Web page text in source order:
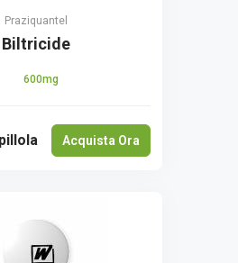
Praziquantel
Biltricide
600mg
Acquista Ora